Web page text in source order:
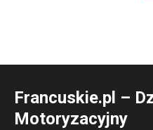
Francuskie.pl –
Motoryzacyjny